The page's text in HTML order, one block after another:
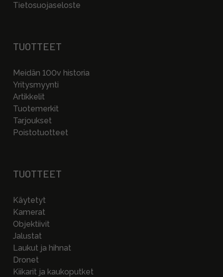
Tietosuojaseloste
TUOTTEET
Meidän 100v historia
Yritysmyynti
Artikkelit
Tuotemerkit
Tarjoukset
Poistotuotteet
TUOTTEET
Käytetyt
Kamerat
Objektiivit
Jalustat
Laukut ja hihnat
Dronet
Kiikarit ja kaukoputket